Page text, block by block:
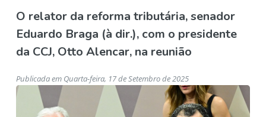
O relator da reforma tributária, senador
Eduardo Braga (à dir.), com o presidente
da CCJ, Otto Alencar, na reunião
Publicada em Quarta-feira, 17 de Setembro de 2025